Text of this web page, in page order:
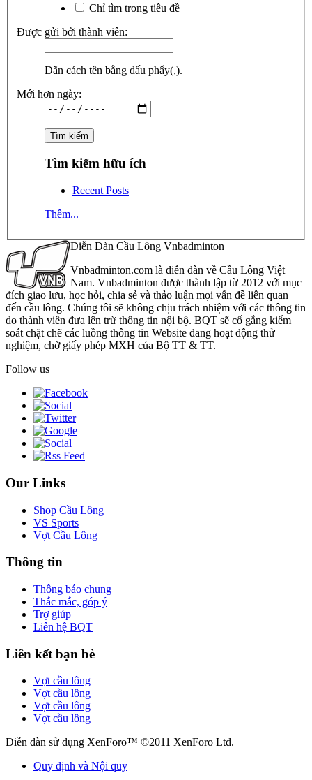
Chỉ tìm trong tiêu đề
Được gửi bởi thành viên:
Dãn cách tên bằng dấu phẩy(,).
Mới hơn ngày:
Tìm kiếm hữu ích
Recent Posts
Thêm...
Diễn Đàn Cầu Lông Vnbadminton
Vnbadminton.com là diễn đàn về Cầu Lông Việt
Nam. Vnbadminton được thành lập từ 2012 với mục
đích giao lưu, học hỏi, chia sẻ và thảo luận mọi vấn đề liên quan
đến cầu lông. Chúng tôi sẽ không chịu trách nhiệm với các thông tin
do thành viên đưa lên trừ thông tin nội bộ. BQT sẽ cố gắng kiểm
soát chặt chẽ các luồng thông tin Website đang hoạt động thử
nghiệm, chờ giấy phép MXH của Bộ TT & TT.
Follow us
Our Links
Shop Cầu Lông
VS Sports
Vợt Cầu Lông
Thông tin
Thông báo chung
Thắc mắc, góp ý
Trợ giúp
Liên hệ BQT
Liên kết bạn bè
Vợt cầu lông
Vợt cầu lông
Vợt cầu lông
Vợt cầu lông
Diễn đàn sử dụng XenForo™ ©2011 XenForo Ltd.
Quy định và Nội quy